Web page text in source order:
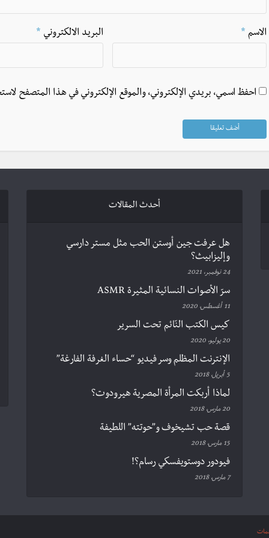
الاسم * البريد الالكتروني *
احفظ اسمي، بريدي الإلكتروني، والموقع الإلكتروني في هذا المتصفح
أحدث المقالات
هل عرفت جين أوستن الحب مثل مستر دارسي
وإليزابيث؟
24 نوفمبر، 2021
سرّ الأصوات النسائية المثيرة ASMR
11 أغسطس، 2020
كيس الكتب النّائم تحت السرير
20 يوليو، 2020
الإنترنت المظلم وسر فيديو “حساء الغرفة الفارغة”
5 أبريل، 2018
لماذا أربكت المرأة المصرية هيرودوت؟
20 مارس، 2018
قصة حب تشيخوف و”حوتته” اللطيفة
15 مارس، 2018
فيودور دوستويفسكي رسام؟!
7 مارس، 2018